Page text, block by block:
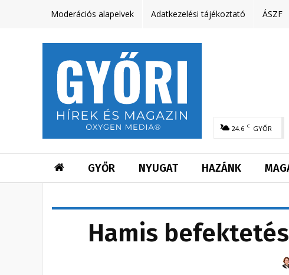
Moderációs alapelvek Adatkezelési tájékoztató ÁSZF
24.6 C GYŐR
GYŐR NYUGAT HAZÁNK
Hamis